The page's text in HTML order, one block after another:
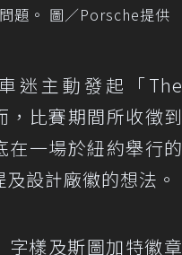
題。 圖／Porsche提供
迷主動發起「The
比賽期間所收徵到
一場於紐約舉行的
設計廠徽的想法。
樣及斯圖加特徽章